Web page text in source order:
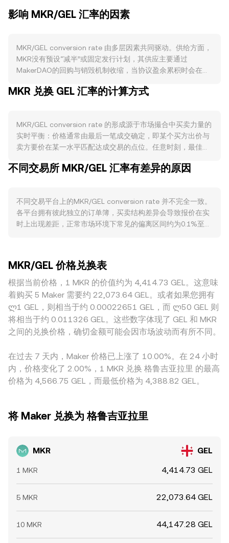
影响 MKR/GEL 汇率的因素
MKR/GEL conversion rate 由多层因素共同驱动。供给方面，
MKR没有预设“减半”或固定发行计划，其供应主要通过
MakerDAO的回购与销毁机制收缩，当协议盈余累积时会在二
下，协议具备增发MKR进行再资本化的应急手段，这使得供给
通盘。需求方面，MKR是MakerDAO治理与风险参数设定的核
心代币，其价值与DAI生态使用度、稳定费收入、金库的真实
世界资产（RWA）收益以及Endgame与子DAO推进进度相
MKR形成结构性支撑；反之，杠杆需求或稳定费下调可能放缓
产。同时，GEL作为格鲁吉亚拉里，其强弱受当地利率、经常
项目和外汇流入、区域风险等影响，GEL走强会在同样的MKR
计价下压低以GEL计价的MKR/GEL conversion rate，而GEL
场对Maker收入的可持续性预期，从而影响MKR/GEL
conversion rate；本地层面，格鲁吉亚的外汇与入金渠道规范
也会影响GEL端流动性。技术维度上，MKR永续合约的资金费
率正负与高低波动，会短期改变多空持仓成本；主要到期日的
期权与大额场外对冲集中结算，可能带来Gamma驱动的波
动；链上“鲸鱼”地址的集中转账、治理事件前后的大额质押与
解锁，亦会加剧短线波动。这些基本面、宏观、合规与微观结
MKR 兑换 GEL 汇率的计算方式
MKR/GEL conversion rate 的形成源于市场撮合中买卖力量的
实时平衡：价格通常由最后一笔成交确定，即某个买方出价与
卖方要价在某一水平匹配达成交易的点位。任意时刻，最佳买
中间价。若参考多个交易平台，聚合报价常使用成交量加权平
算而言，简单的计算关系为：GEL价值 = MKR数量 × 当前
MKR/GEL conversion rate；反之，MKR数量 = GEL价值 ÷ 当
前MKR/GEL conversion rate。在订单簿之外，MKR在去中心
备，瞬时价格近似为 y/x。做市与套利会使链上价格与中心化
平台的牌价相互靠拢，而聚合器在路由报价时会基于不同池子
的深度与滑点给出近似VWAP的成交预期。由此，订单簿撮
合、跨平台VWAP与AMM池定价共同决定了最终可见的
MKR/GEL conversion rate。
不同交易所 MKR/GEL 汇率有差异的原因
不同交易平台上的MKR/GEL conversion rate 并不完全一致。
各平台拥有彼此独立的订单簿，买卖结构差异会导致报价在实
时上出现差距，正常市场环境下常见的偏离区间约为0.1%至
域与监管也会引入溢价或折价：针对MKR的合规接入、对DAI
与RWA相关的当地政策预期、以及格鲁吉亚本地GEL入出金与
外汇渠道的成本与速度，都会反映在MKR/GEL的本地化报价
中。另一个常见来源是USDT基差：许多平台的MKR首先以
USDT计价，MKR/GEL往往通过MKR/USDT与USDT/GEL两个
环节间接折算，若USDT相对GEL存在微小溢折价，会被叠加
到最终的MKR/GEL conversion rate 中。跨所套利能在一定程
间与监管限制，价差难以被完全抹平，短时仍可能出现可观察
的差异。
MKR/GEL 价格兑换表
根据当前价格，1 MKR 的价值约为 4,414.73 GEL。这意味
着购买 5 Maker 需要约 22,073.64 GEL。或者如果您拥有
ლ1 GEL，则相当于约 0.00022651 GEL，而 ლ50 GEL 则
将相当于约 0.011326 GEL。这些数字体现了 GEL 和 MKR
之间的兑换价格，确切金额可能会因市场波动而有所不同。
在过去 7 天内，Maker 价格已上涨了 10.00%。在 24 小时
内，价格变化了 2.00%，1 MKR 兑换 格鲁吉亚拉里 的最高
价格为 4,566.75 GEL，而最低价格为 4,388.82 GEL。
将 Maker 兑换为 格鲁吉亚拉里
MKR GEL
1 MKR 4,414.73 GEL
5 MKR 22,073.64 GEL
10 MKR 44,147.28 GEL